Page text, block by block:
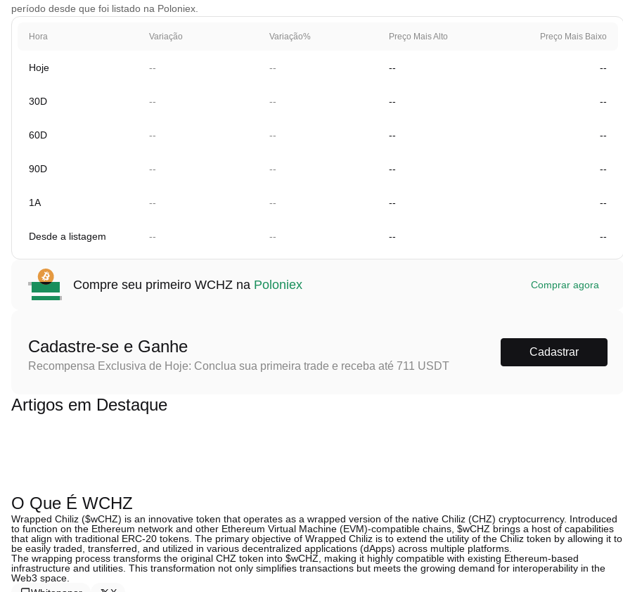
período desde que foi listado na Poloniex.
Hora Variação Variação% Preço Mais Alto Preço Mais Baixo
Hoje -- -- -- --
30D -- -- -- --
60D -- -- -- --
90D -- -- -- --
1A -- -- -- --
Desde a listagem -- -- -- --
Compre seu primeiro WCHZ na Poloniex Comprar agora
Cadastre-se e Ganhe
Recompensa Exclusiva de Hoje: Conclua sua primeira trade e receba até 711 USDT
Cadastrar
Artigos em Destaque
O Que É WCHZ
Wrapped Chiliz ($wCHZ) is an innovative token that operates as a wrapped version of the native Chiliz (CHZ) cryptocurrency. Introduced
to function on the Ethereum network and other Ethereum Virtual Machine (EVM)-compatible chains, $wCHZ brings a host of capabilities
that align with traditional ERC-20 tokens. The primary objective of Wrapped Chiliz is to extend the utility of the Chiliz token by allowing it to
be easily traded, transferred, and utilized in various decentralized applications (dApps) across multiple platforms.
The wrapping process transforms the original CHZ token into $wCHZ, making it highly compatible with existing Ethereum-based
infrastructure and utilities. This transformation not only simplifies transactions but meets the growing demand for interoperability in the
Web3 space.